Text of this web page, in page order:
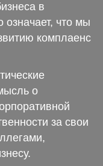
в
означает, что мы
комплаенс
о
за свои